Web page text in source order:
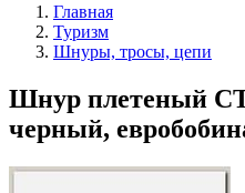
Главная
Туризм
Шнуры, тросы, цепи
Шнур плетеный
черный,